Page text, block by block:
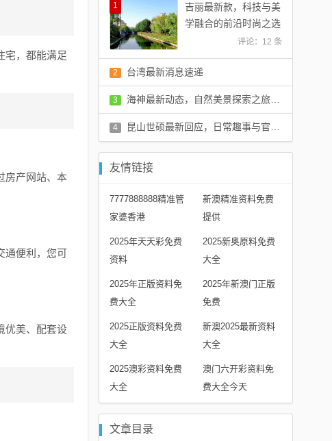
宅，都能满足
房产网站、本
通便利，您可
优美、配套设
1
吉丽最新款，科技与美
学融合的前沿时尚之选
评论：12 条
2 台湾最新消息速递
评论：12 条
3 海神最新动态，自然美景探索之旅邀请启航
评论：9 条
4 昆山世硕最新回应，日常趣事与官方更新揭秘
友情链接
7777888888精准管
家婆香港
新澳精准资料免费
提供
2025年天天彩免费
资料
2025新奥原料免费
大全
2025年正版资料免
费大全
2025年新澳门正版
免费
2025正版资料免费
大全
新澳2025最新资料
大全
2025澳彩资料免费
大全
澳门六开彩资料免
费大全今天
文章目录